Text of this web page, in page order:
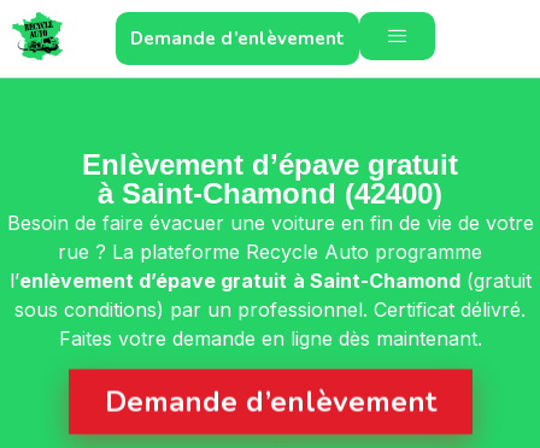
Demande d’enlèvement
Enlèvement d’épave gratuit
à Saint-Chamond (42400)
Besoin de faire évacuer une voiture en fin de vie de votre
rue ? La plateforme Recycle Auto programme
l’enlèvement d’épave gratuit à Saint-Chamond(gratuit
sous conditions) par un professionnel. Certificat délivré.
Faites votre demande en ligne dès maintenant.
Demande d’enlèvement